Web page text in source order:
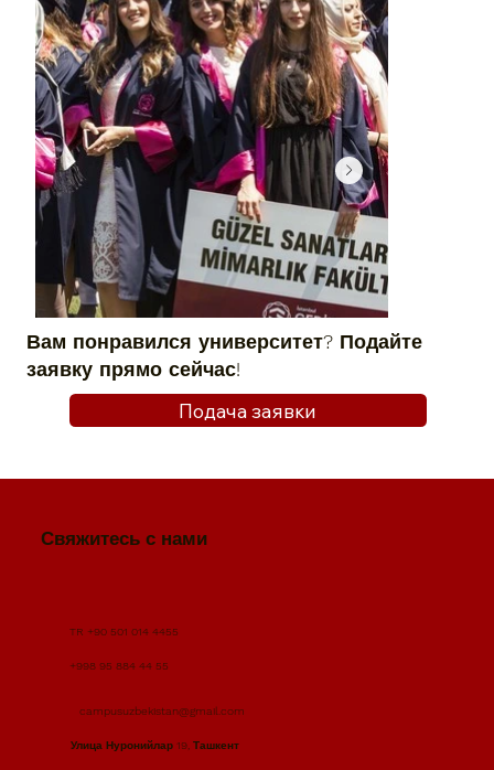
Подача заявки
Вам понравился университет? Подайте
заявку прямо сейчас!
Свяжитесь с нами
TR +90 501 014 4455
+998 95 884 44 55
campusuzbekistan@gmail.com
Улица Нуронийлар 19, Ташкент